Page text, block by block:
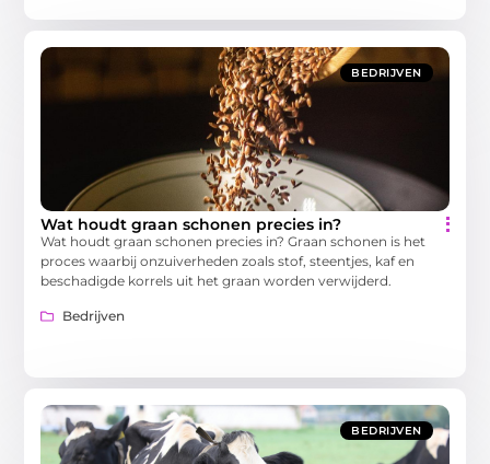
BEDRIJVEN
Wat houdt graan schonen precies in?
Wat houdt graan schonen precies in? Graan schonen is het
proces waarbij onzuiverheden zoals stof, steentjes, kaf en
beschadigde korrels uit het graan worden verwijderd.
Bedrijven
BEDRIJVEN